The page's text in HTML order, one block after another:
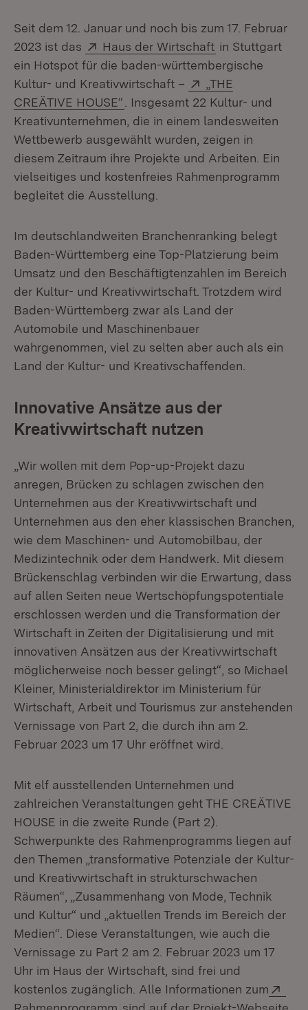
Seit dem 12. Januar und noch bis zum 17. Februar
2023 ist das
Extern:
Haus der Wirtschaft (Öffnet in
in Stuttgart
ein Hotspot für die baden-württembergische
Kultur- und Kreativwirtschaft –
Extern:
„THE
CREÄTIVE HOUSE“ (Öffnet in neuem Fenster)
. Insgesamt 22 Kultur- und
Kreativunternehmen, die in einem landesweiten
Wettbewerb ausgewählt wurden, zeigen in
diesem Zeitraum ihre Projekte und Arbeiten. Ein
vielseitiges und kostenfreies Rahmenprogramm
begleitet die Ausstellung.
Im deutschlandweiten Branchenranking belegt
Baden-Württemberg eine Top-Platzierung beim
Umsatz und den Beschäftigtenzahlen im Bereich
der Kultur- und Kreativwirtschaft. Trotzdem wird
Baden-Württemberg zwar als Land der
Automobile und Maschinenbauer
wahrgenommen, viel zu selten aber auch als ein
Land der Kultur- und Kreativschaffenden.
Innovative Ansätze aus der
Kreativwirtschaft nutzen
„Wir wollen mit dem Pop-up-Projekt dazu
anregen, Brücken zu schlagen zwischen den
Unternehmen aus der Kreativwirtschaft und
Unternehmen aus den eher klassischen Branchen,
wie dem Maschinen- und Automobilbau, der
Medizintechnik oder dem Handwerk. Mit diesem
Brückenschlag verbinden wir die Erwartung, dass
auf allen Seiten neue Wertschöpfungspotentiale
erschlossen werden und die Transformation der
Wirtschaft in Zeiten der Digitalisierung und mit
innovativen Ansätzen aus der Kreativwirtschaft
möglicherweise noch besser gelingt“, so Michael
Kleiner, Ministerialdirektor im Ministerium für
Wirtschaft, Arbeit und Tourismus zur anstehenden
Vernissage von Part 2, die durch ihn am 2.
Februar 2023 um 17 Uhr eröffnet wird.
Mit elf ausstellenden Unternehmen und
zahlreichen Veranstaltungen geht THE CREÄTIVE
HOUSE in die zweite Runde (Part 2).
Schwerpunkte des Rahmenprogramms liegen auf
den Themen „transformative Potenziale der Kultur-
und Kreativwirtschaft in strukturschwachen
Räumen“, „Zusammenhang von Mode, Technik
und Kultur“ und „aktuellen Trends im Bereich der
Medien“. Diese Veranstaltungen, wie auch die
Vernissage zu Part 2 am 2. Februar 2023 um 17
Uhr im Haus der Wirtschaft, sind frei und
kostenlos zugänglich. Alle Informationen zum
(Öffnet in neuem Fenster)